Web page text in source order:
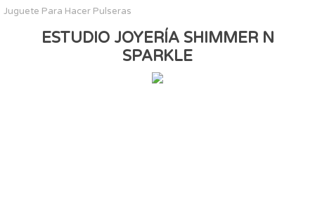
Juguete Para Hacer Pulseras
ESTUDIO JOYERÍA SHIMMER N
SPARKLE